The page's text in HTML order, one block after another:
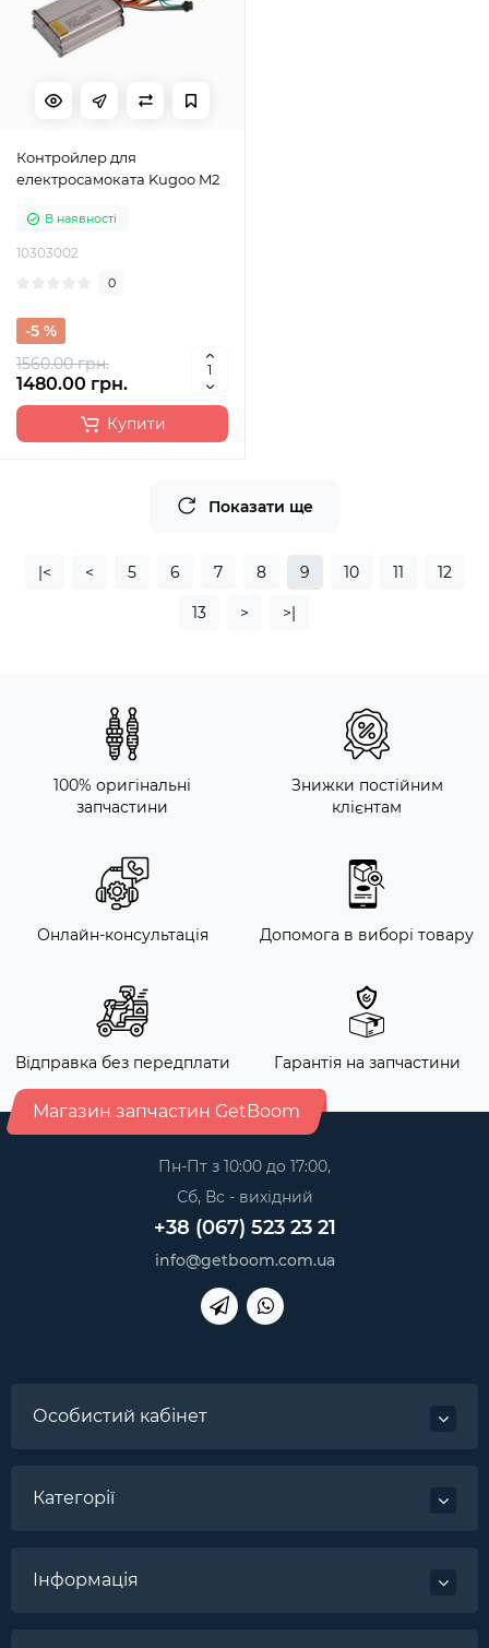
Контройлер для
електросамоката Kugoo M2
В наявності
10303002
0
1560.00 грн.
-5 %
1480.00 грн.
Купити
Показати ще
|< < 5 6 7 8 9 10 11 12
13 > >|
100% оригінальні
запчастини
Знижки постійним
клієнтам
Онлайн-консультація Допомога в виборі товару
Відправка без передплати Гарантія на запчастини
Магазин запчастин GetBoom
Пн-Пт з 10:00 до 17:00,
Сб, Вс - вихідний
+38 (067) 523 23 21
info@getboom.com.ua
Особистий кабінет
Категорії
Інформація